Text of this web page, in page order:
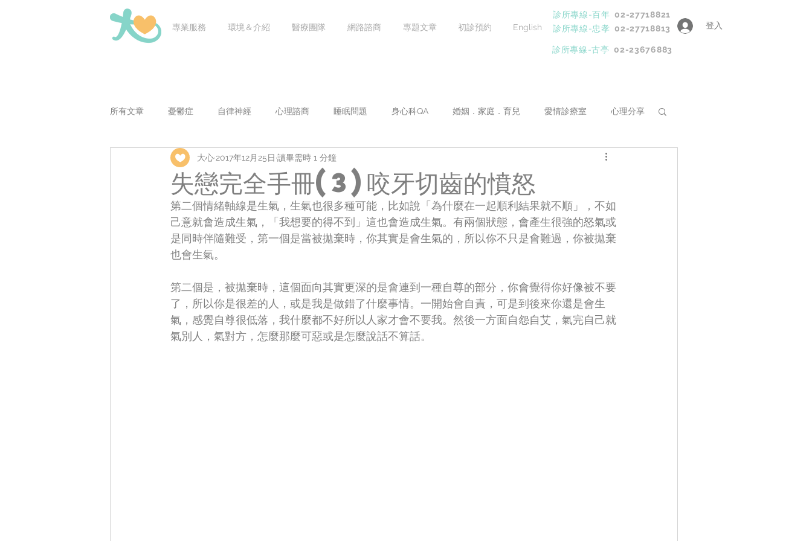
專業服務 環境＆介紹 醫療團隊 網路諮商 專題文章 初診預約 English
診所專線-百年 02-27718821
登入
診所專線-忠孝 02-27718813
診所專線-古亭 02-23676883
所有文章 憂鬱症 自律神經 心理諮商 睡眠問題 身心科QA 婚姻．家庭．育兒 愛情診療室 心理分享
老師問醫問 兒童青少年議題 焦慮症 情緒心理學
失戀完全手冊(3)咬牙切齒的憤怒
大心 2017年12月25日 讀畢需時 1 分鐘
第二個情緒軸線是生氣，生氣也很多種可能，比如說「為什麼在一起順利結果就不順」，不如
己意就會造成生氣，「我想要的得不到」這也會造成生氣。有兩個狀態，會產生很強的怒氣或
是同時伴隨難受，第一個是當被拋棄時，你其實是會生氣的，所以你不只是會難過，你被拋棄
也會生氣。
第二個是，被拋棄時，這個面向其實更深的是會連到一種自尊的部分，你會覺得你好像被不要
了，所以你是很差的人，或是我是做錯了什麼事情。一開始會自責，可是到後來你還是會生
氣，感覺自尊很低落，我什麼都不好所以人家才會不要我。然後一方面自怨自艾，氣完自己就
氣別人，氣對方，怎麼那麼可惡或是怎麼說話不算話。